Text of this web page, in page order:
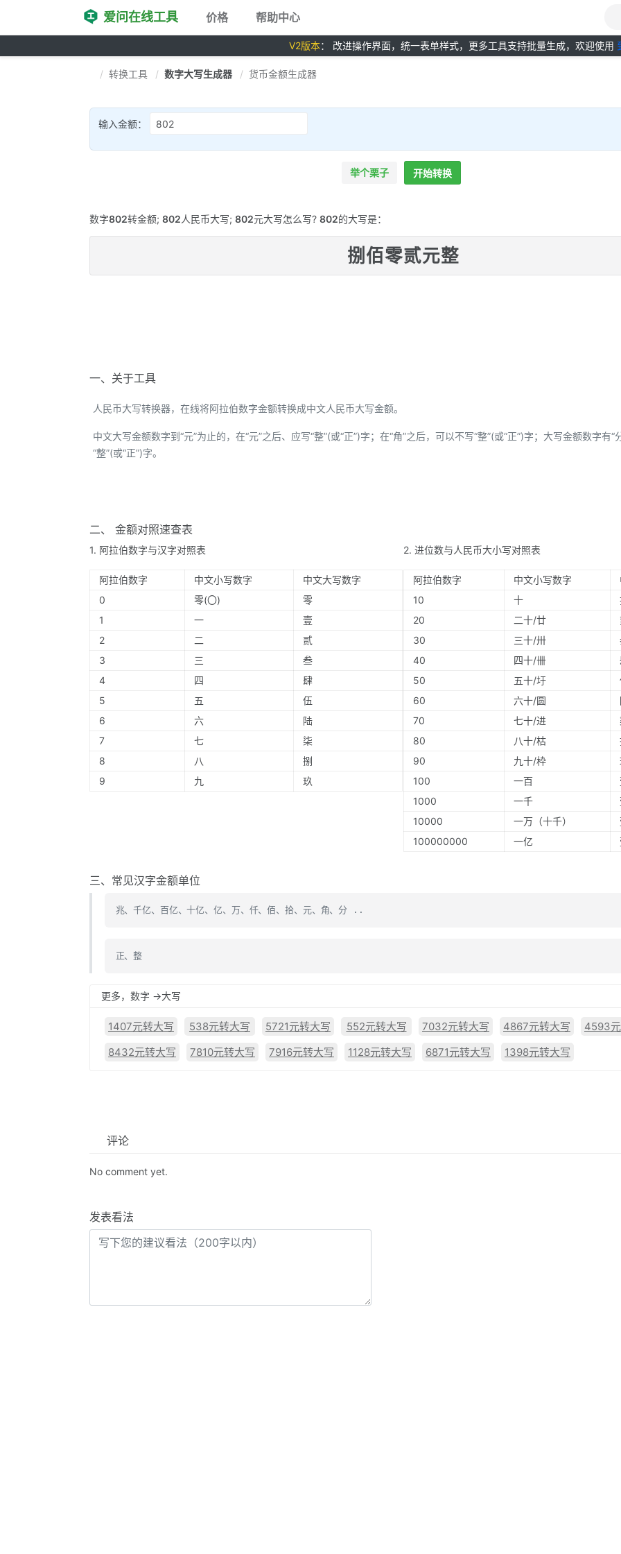
爱问在线工具 价格 帮助中心
V2版本： 改进操作界面，统一表单样式，更多工具支持批量生成，欢迎使用
转换工具 数字大写生成器 货币金额生成器
输入金额：
举个栗子 开始转换
数字802转金额; 802人民币大写; 802元大写怎么写? 802的大写是：
捌佰零贰元整
一、关于工具
人民币大写转换器，在线将阿拉伯数字金额转换成中文人民币大写金额。
中文大写金额数字到“元”为止的，在“元”之后、应写“整”(或“正”)字；在“角”之后，可以不写“整”(或“正”)字；大写金额数字有“
“整”(或“正”)字。
二、 金额对照速查表
1. 阿拉伯数字与汉字对照表
阿拉伯数字 中文小写数字
中文大写数字
0
零(〇)
零
1
一
壹
2
二
贰
3
三
叁
4
四
肆
5
五
伍
6
六
陆
7
七
柒
8
八
捌
9
九 玖
2. 进位数与人民币大小写对照表
阿拉伯数字 中文小写数字
10
十
20
二十/廿
30
三十/卅
40
四十/卌
50
五十/圩
60
六十/圆
70
七十/进
80
八十/枯
90
九十/枠
100
一百
1000
一千
10000
一万（十千）
100000000
一亿
三、常见汉字金额单位
兆、千亿、百亿、十亿、亿、万、仟、佰、拾、元、角、分 ..
正、整
更多，数字 ->大写
1407元转大写 538元转大写 5721元转大写 552元转大写 7032元转大写 4867元转大写
4593
8432元转大写
7810元转大写 7916元转大写 1128元转大写 6871元转大写 1398元转大写
评论
No comment yet.
发表看法